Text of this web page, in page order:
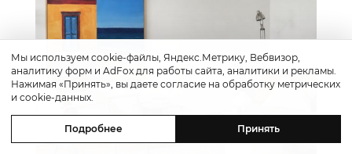
Мы используем cookie-файлы, Яндекс.Метрику, Вебвизор,
аналитику форм и AdFox для работы сайта, аналитики и рекламы.
Нажимая «Принять», вы даете согласие на обработку метрических
и cookie-данных.
Подробнее Принять